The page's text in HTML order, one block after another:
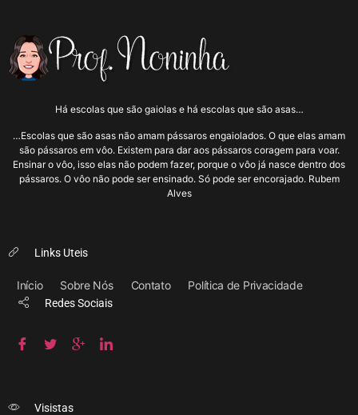
Há escolas que são gaiolas e há escolas que são asas…
…Escolas que são asas não amam pássaros engaiolados. O que elas amam
são pássaros em vôo. Existem para dar aos pássaros coragem para voar.
Ensinar o vôo, isso elas não podem fazer, porque o vôo já nasce dentro dos
pássaros. O vôo não pode ser ensinado. Só pode ser encorajado. Rubem
Alves
Links Uteis
Início Sobre Nós Contato Política de Privacidade
Redes Sociais
Visistas